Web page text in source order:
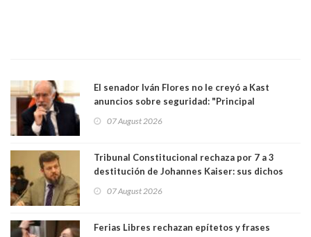
El senador Iván Flores no le creyó a Kast
anuncios sobre seguridad: "Principal
perseguir ruta del dinero y levantar secreto
07 August 2026
Tribunal Constitucional rechaza por 7 a 3
destitución de Johannes Kaiser: sus dichos
justicia constitucional porque no es diputado
07 August 2026
Ferias Libres rechazan epítetos y frases